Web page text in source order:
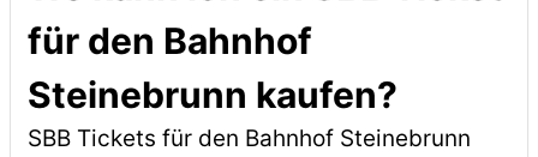
für den Bahnhof
Steinebrunn kaufen?
SBB Tickets für den Bahnhof Steinebrunn